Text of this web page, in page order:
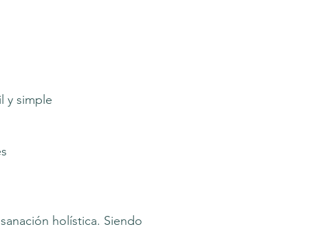
y simple
holística. Siendo